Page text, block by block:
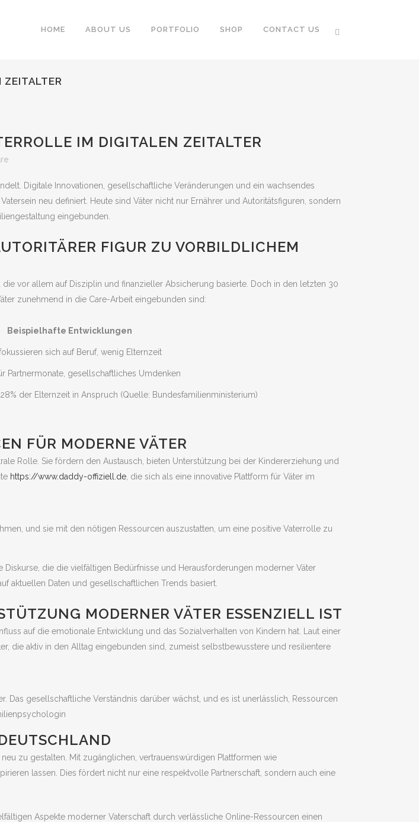
HOME ABOUT US PORTFOLIO SHOP CONTACT US
ZEITALTER
IM DIGITALEN ZEITALTER
Digitale Innovationen, gesellschaftliche Veränderungen und ein wachsendes
neu definiert. Heute sind Väter nicht nur Ernährer und Autoritätsfiguren, sondern
eingebunden.
FIGUR ZU VORBILDLICHEM
vor allem auf Disziplin und finanzieller Absicherung basierte. Doch in den letzten 30
zunehmend in die Care-Arbeit eingebunden sind:
Beispielhafte Entwicklungen
sich auf Beruf, wenig Elternzeit
Partnermonate, gesellschaftliches Umdenken
der Elternzeit in Anspruch (Quelle: Bundesfamilienministerium)
FÜR MODERNE VÄTER
Rolle. Sie fördern den Austausch, bieten Unterstützung bei der Kindererziehung und
https://www.daddy-offiziell.de , die sich als eine innovative Plattform für Väter im
und sie mit den nötigen Ressourcen auszustatten, um eine positive Vaterrolle zu
die die vielfältigen Bedürfnisse und Herausforderungen moderner Väter
aktuellen Daten und gesellschaftlichen Trends basiert.
MODERNER VÄTER ESSENZIELL IST
auf die emotionale Entwicklung und das Sozialverhalten von Kindern hat. Laut einer
die aktiv in den Alltag eingebunden sind, zumeist selbstbewusstere und resilientere
Das gesellschaftliche Verständnis darüber wächst, und es ist unerlässlich, Ressourcen
zu gestalten. Mit zugänglichen, vertrauenswürdigen Plattformen wie
lassen. Dies fördert nicht nur eine respektvolle Partnerschaft, sondern auch eine
Aspekte moderner Vaterschaft durch verlässliche Online-Ressourcen einen